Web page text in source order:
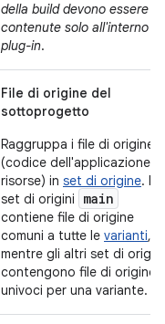
della build devono essere
contenute solo all'interno
plug-in.
File di origine del
sottoprogetto
Raggruppa i file di origine
(codice dell'applicazione e
risorse) in set di origine. Il
set di origini
main
contiene file di origine
comuni a tutte le varianti,
mentre gli altri set di origini
contengono file di origine
univoci per una variante.